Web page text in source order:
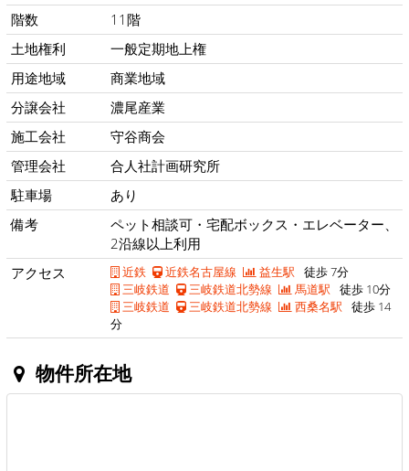
階数
11階
土地権利
一般定期地上権
用途地域
商業地域
分譲会社
濃尾産業
施工会社
守谷商会
管理会社
合人社計画研究所
駐車場
あり
備考
ペット相談可・宅配ボックス・エレベーター、
2沿線以上利用
アクセス
近鉄 近鉄名古屋線 益生駅 徒歩 7分
三岐鉄道
三岐鉄道北勢線 馬道駅 徒歩 10分
三岐鉄道
三岐鉄道北勢線 西桑名駅 徒歩 14
分
物件所在地